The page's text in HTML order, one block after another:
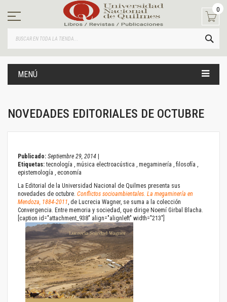
contenido
0
MENÚ
NOVEDADES EDITORIALES DE OCTUBRE
Publicado: Septiembre 29, 2014
Etiquetas: tecnología , música electroacústica , megaminería , filosofía ,
epistemología , economía
La Editorial de la Universidad Nacional de Quilmes presenta sus
novedades de octubre. Conflictos socioambientales. La megaminería en
Mendoza, 1884-2011, de Lucrecia Wagner, se suma a la colección
Convergencia. Entre memoria y sociedad, que dirige Noemí Girbal Blacha.
[caption id="attachment_938" align="alignleft" width="213"]